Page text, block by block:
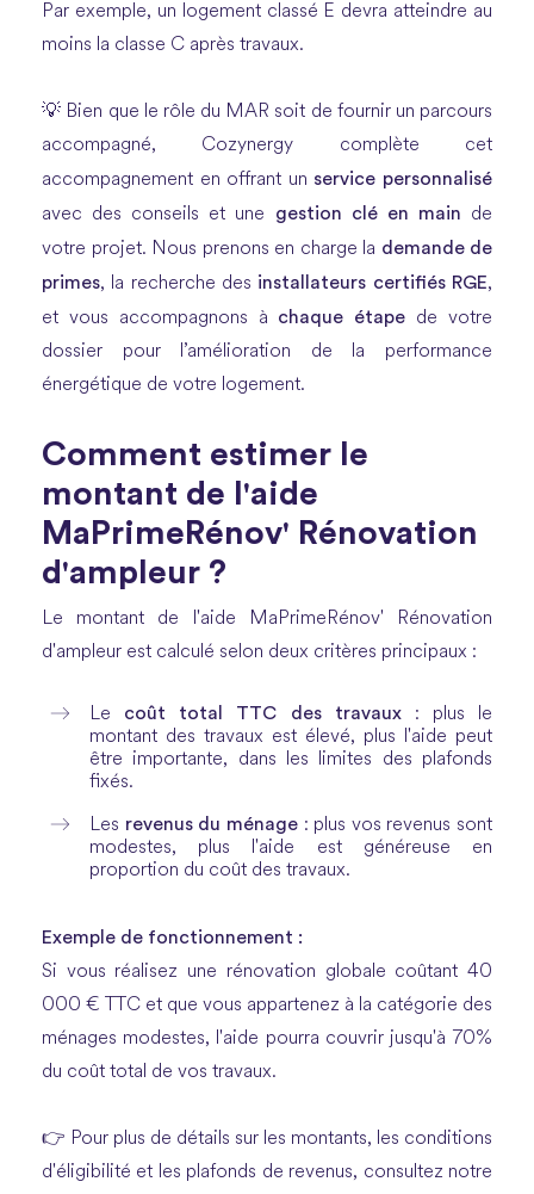
Par exemple, un logement classé E devra atteindre au
moins la classe C après travaux.
💡 Bien que le rôle du MAR soit de fournir un parcours
accompagné, Cozynergy complète cet
accompagnement en offrant un service personnalisé
avec des conseils et une gestion clé en main de
votre projet. Nous prenons en charge la demande de
primes, la recherche des installateurs certifiés RGE,
et vous accompagnons à chaque étape de votre
dossier pour l’amélioration de la performance
énergétique de votre logement.
Comment estimer le
montant de l'aide
MaPrimeRénov' Rénovation
d'ampleur ?
Le montant de l'aide MaPrimeRénov' Rénovation
d'ampleur est calculé selon deux critères principaux :
Le coût total TTC des travaux : plus le
montant des travaux est élevé, plus l'aide peut
être importante, dans les limites des plafonds
fixés.
Les revenus du ménage: plus vos revenus sont
modestes, plus l'aide est généreuse en
proportion du coût des travaux.
Exemple de fonctionnement :
Si vous réalisez une rénovation globale coûtant 40
000 € TTC et que vous appartenez à la catégorie des
ménages modestes, l'aide pourra couvrir jusqu'à 70%
du coût total de vos travaux.
👉 Pour plus de détails sur les montants, les conditions
d'éligibilité et les plafonds de revenus, consultez notre